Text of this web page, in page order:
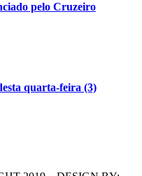
pelo Cruzeiro
quarta-feira (3)